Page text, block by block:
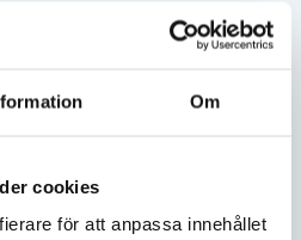
Om
cookies
för att anpassa innehållet
PRIS